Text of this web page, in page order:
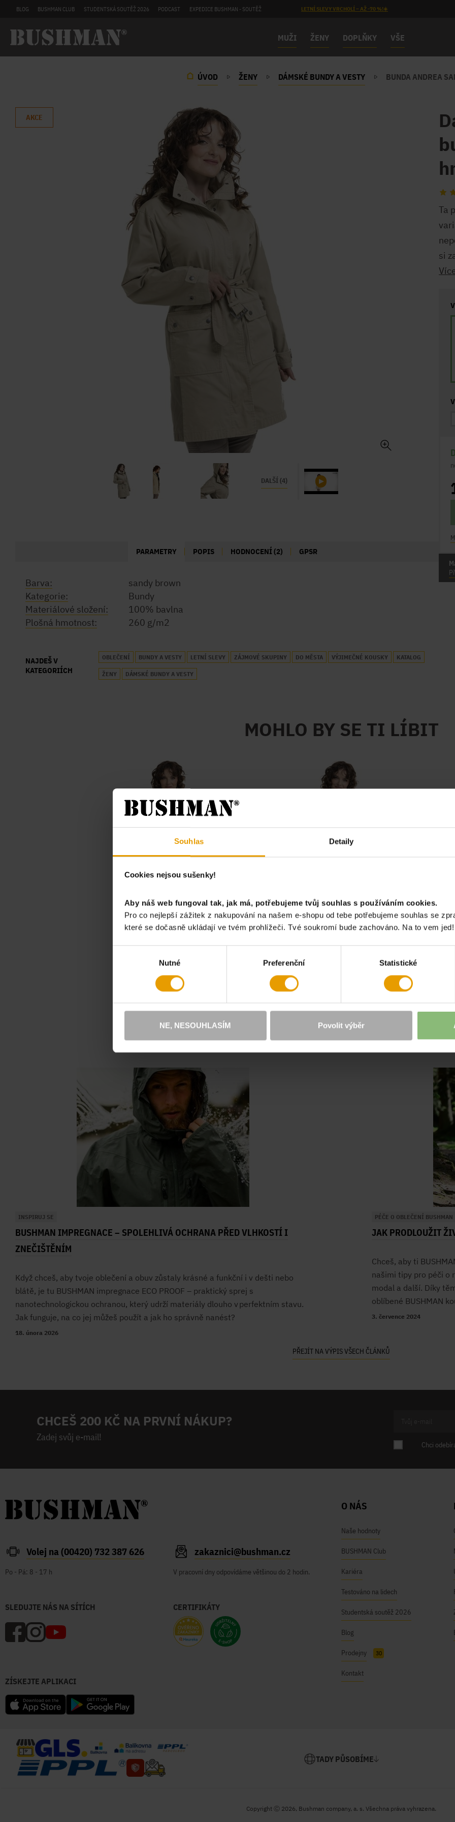
Souhlas Detaily
Cookies nejsou sušenky!
Aby náš web fungoval tak, jak má, potřebujeme tvůj souhlas s používáním cookies.
Pro co nejlepší zážitek z nakupování na našem e-shopu od tebe potřebujeme souhlas se
které se dočasně ukládají ve tvém prohlížeči. Tvé soukromí bude zachováno. Na to vem jed!
Nutné Preferenční Statistické
NE, NESOUHLASÍM Povolit výběr
BLOG BUSHMAN CLUB STUDENTSKÁ SOUTĚŽ 2026 PODCAST EXPEDICE BUSHMAN - SOUTĚŽ LETNÍ SLEVY VRCHOLÍ – AŽ -70 %!☀️
MUŽI ŽENY DOPLŇKY VŠE
ÚVOD ŽENY DÁMSKÉ BUNDY A VESTY BUNDA ANDREA
AKCE
DALŠÍ (4)
Ta
si
PARAMETRY POPIS HODNOCENÍ (2) GPSR
Barva:
sandy brown
Kategorie:
Bundy
Materiálové složení:
100% bavlna
Plošná hmotnost:
260 g/m2
NAJDEŠ V
KATEGORIÍCH
OBLEČENÍ BUNDY A VESTY LETNÍ SLEVY ZÁJMOVÉ SKUPINY DO MĚSTA VÝJIMEČNÉ KOUSKY KATALOG
ŽENY DÁMSKÉ BUNDY A VESTY
MOHLO BY SE TI LÍBIT
košile Lille
burgundy
1 599 Kč 1 999 Kč -20 %
tričko Mia white
599 Kč 1 199 Kč -50 %
INSPIRACI HLEDEJ V
V hlavní roli Dámská přechodová bunda Andrea, pískově hnědá.
INSPIRUJ SE
BUSHMAN IMPREGNACE – SPOLEHLIVÁ OCHRANA PŘED VLHKOSTÍ I
ZNEČIŠTĚNÍM
Když chceš, aby tvoje oblečení a obuv zůstaly krásné a funkční i v dešti nebo
blátě, je tu BUSHMAN impregnace ECO PROOF – praktický sprej s
nanotechnologickou ochranou, který udrží materiály dlouho v perfektním stavu.
Jak funguje, na co jej můžeš použít a jak ho správně nanést?
18. února 2026
PÉČE O OBLEČENÍ BUSHMAN
JAK PRODLOUŽIT
Chceš, aby ti
našimi tipy pro péči o
modal a další. Díky
oblíbené BUSHMAN
3. července 2024
PŘEJÍT NA VÝPIS VŠECH ČLÁNKŮ
CHCEŠ 200 KČ NA PRVNÍ NÁKUP?
Zadej svůj e-mail!
Chci
Volej na (00420) 732 387 626
Po - Pá: 8 - 17 h
zakaznici@bushman.cz
V pracovní dny odpovídáme většinou do 2 hodin.
SLEDUJTE NÁS NA SÍTÍCH CERTIFIKÁTY
ZÍSKEJTE APLIKACI
O NÁS
Naše hodnoty
BUSHMAN Club
Kariéra
Testováno na lidech
Studentská soutěž 2026
Blog
Prodejny 30
Kontakt
TADY PŮSOBÍME
Copyright Ⓒ 2026, Bushman company, a. s. Všechna práva vyhrazena.